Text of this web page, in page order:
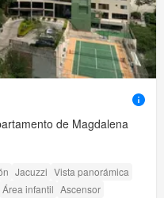
de Magdalena
Jacuzzi Vista panorámica
Área infantil Ascensor